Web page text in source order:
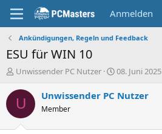
Anmelden
Ankündigungen, Regeln und Feedback
ESU für WIN 10
E
s
Unwissender PC Nutzer
E
s
08. Juni 2025
U Unwissender PC Nutzer
Member